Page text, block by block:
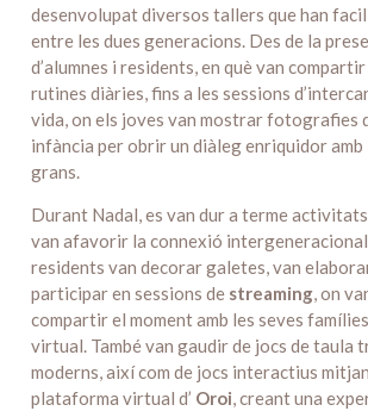
desenvolupat diversos tallers que han
entre les dues generacions. Des de la
d’alumnes i residents, en què van
rutines diàries, fins a les sessions
vida, on els joves van mostrar fotografies
infància per obrir un diàleg enriquidor amb
grans.
Durant Nadal, es van dur a terme
van afavorir la connexió
residents van decorar galetes, van
participar en sessions de streaming, on
compartir el moment amb les seves
virtual. També van gaudir de jocs de taula
moderns, així com de jocs interactius
plataforma virtual d’ Oroi, creant una